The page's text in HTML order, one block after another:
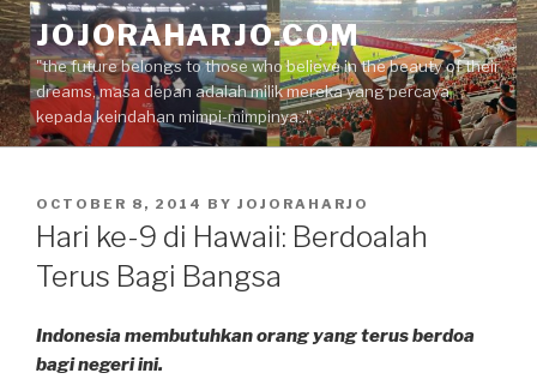
Skip
to
content
JOJORAHARJO.COM
"the future belongs to those who believe in the beauty of their
dreams, masa depan adalah milik mereka yang percaya
kepada keindahan mimpi-mimpinya.."
POSTED
ON
OCTOBER 8, 2014 BY JOJORAHARJO
Hari ke-9 di Hawaii: Berdoalah
Terus Bagi Bangsa
Indonesia membutuhkan orang yang terus berdoa
bagi negeri ini.